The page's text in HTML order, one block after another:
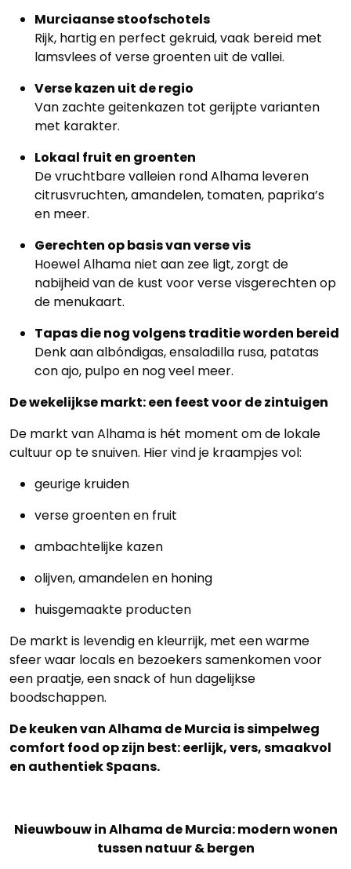
Murciaanse stoofschotels
Rijk, hartig en perfect gekruid, vaak bereid met
lamsvlees of verse groenten uit de vallei.
Verse kazen uit de regio
Van zachte geitenkazen tot gerijpte varianten
met karakter.
Lokaal fruit en groenten
De vruchtbare valleien rond Alhama leveren
citrusvruchten, amandelen, tomaten, paprika’s
en meer.
Gerechten op basis van verse vis
Hoewel Alhama niet aan zee ligt, zorgt de
nabijheid van de kust voor verse visgerechten op
de menukaart.
Tapas die nog volgens traditie worden bereid
Denk aan albóndigas, ensaladilla rusa, patatas
con ajo, pulpo en nog veel meer.
De wekelijkse markt: een feest voor de zintuigen
De markt van Alhama is hét moment om de lokale
cultuur op te snuiven. Hier vind je kraampjes vol:
geurige kruiden
verse groenten en fruit
ambachtelijke kazen
olijven, amandelen en honing
huisgemaakte producten
De markt is levendig en kleurrijk, met een warme
sfeer waar locals en bezoekers samenkomen voor
een praatje, een snack of hun dagelijkse
boodschappen.
De keuken van Alhama de Murcia is simpelweg
comfort food op zijn best: eerlijk, vers, smaakvol
en authentiek Spaans.
Nieuwbouw in Alhama de Murcia: modern wonen
tussen natuur & bergen